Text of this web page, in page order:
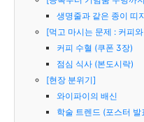
생명줄과 같은 종이 띠
[먹고 마시는 문제 : 커피
커피 수혈 (쿠폰 3장)
점심 식사 (본도시락)
[현장 분위기]
와이파이의 배신
학술 트렌드 (포스터